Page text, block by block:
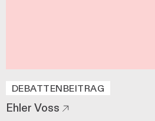
DEBATTENBEITRAG
Ehler Voss